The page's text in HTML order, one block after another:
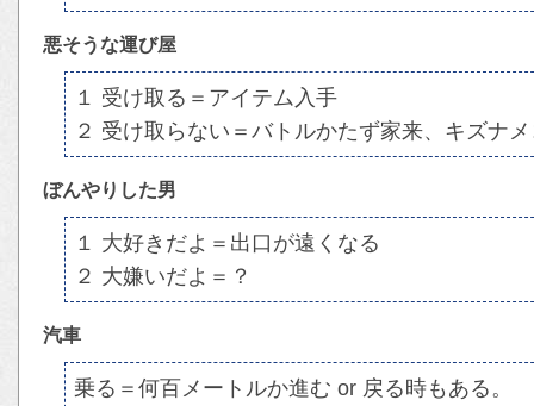
悪そうな運び屋
１ 受け取る＝アイテム入手
２ 受け取らない＝バトルかたず家来、キズナ
ぼんやりした男
１ 大好きだよ＝出口が遠くなる
２ 大嫌いだよ＝？
汽車
乗る＝何百メートルか進む or 戻る時もある。